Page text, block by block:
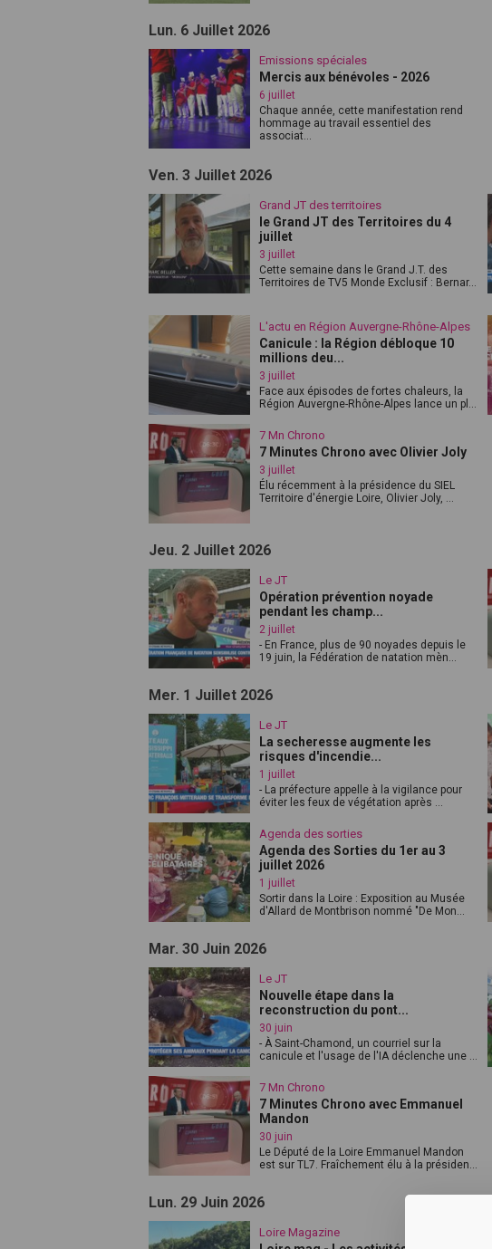
Lun. 6 Juillet 2026
Emissions spéciales
Mercis aux bénévoles - 2026
6 juillet
Chaque année, cette manifestation rend
hommage au travail essentiel des
associat...
Ven. 3 Juillet 2026
Grand JT des territoires
le Grand JT des Territoires du 4
juillet
3 juillet
Cette semaine dans le Grand J.T. des
Territoires de TV5 Monde Exclusif : Bernar...
L'actu en Région Auvergne-Rhône-Alpes
Canicule : la Région débloque 10
millions deu...
3 juillet
Face aux épisodes de fortes chaleurs, la
Région Auvergne-Rhône-Alpes lance un pl...
7 Mn Chrono
7 Minutes Chrono avec Olivier Joly
3 juillet
Élu récemment à la présidence du SIEL
Territoire d'énergie Loire, Olivier Joly, ...
Jeu. 2 Juillet 2026
Le JT
Opération prévention noyade
pendant les champ...
2 juillet
- En France, plus de 90 noyades depuis le
19 juin, la Fédération de natation mèn...
Mer. 1 Juillet 2026
Le JT
La secheresse augmente les
risques d'incendie...
1 juillet
- La préfecture appelle à la vigilance pour
éviter les feux de végétation après ...
Agenda des sorties
Agenda des Sorties du 1er au 3
juillet 2026
1 juillet
Sortir dans la Loire : Exposition au Musée
d'Allard de Montbrison nommé "De Mon...
Mar. 30 Juin 2026
Le JT
Nouvelle étape dans la
reconstruction du pont...
30 juin
- À Saint-Chamond, un courriel sur la
canicule et l'usage de l'IA déclenche une ...
7 Mn Chrono
7 Minutes Chrono avec Emmanuel
Mandon
30 juin
Le Député de la Loire Emmanuel Mandon
est sur TL7. Fraîchement élu à la présiden...
Lun. 29 Juin 2026
Loire Magazine